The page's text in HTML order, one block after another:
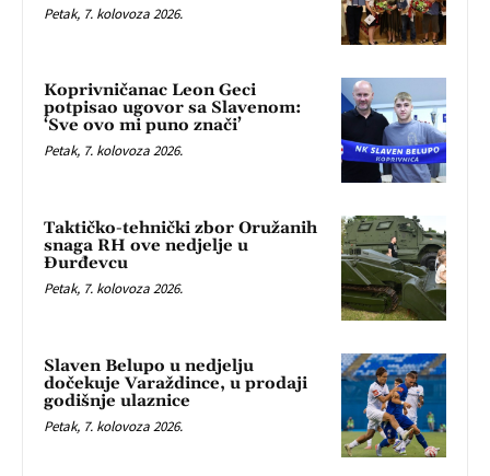
Petak, 7. kolovoza 2026.
Koprivničanac Leon Geci
potpisao ugovor sa Slavenom:
‘Sve ovo mi puno znači’
Petak, 7. kolovoza 2026.
Taktičko-tehnički zbor Oružanih
snaga RH ove nedjelje u
Đurđevcu
Petak, 7. kolovoza 2026.
Slaven Belupo u nedjelju
dočekuje Varaždince, u prodaji
godišnje ulaznice
Petak, 7. kolovoza 2026.